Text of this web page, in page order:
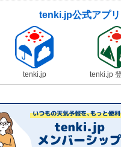
tenki.jp公式アプリ
tenki.jp tenki.jp